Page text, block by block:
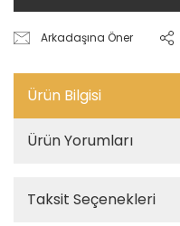
Arkadaşına Öner
Ürün Bilgisi
Ürün Yorumları
Taksit Seçenekleri